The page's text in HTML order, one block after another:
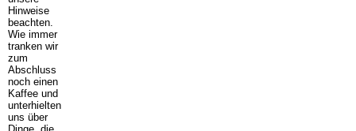
Hinweise
beachten.
Wie immer
tranken wir
zum
Abschluss
noch einen
Kaffee und
unterhielten
uns über